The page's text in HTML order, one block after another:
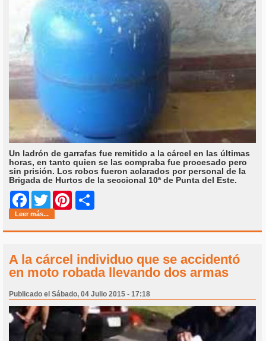
Un ladrón de garrafas fue remitido a la cárcel en las últimas
horas, en tanto quien se las compraba fue procesado pero
sin prisión. Los robos fueron aclarados por personal de la
Brigada de Hurtos de la seccional 10ª de Punta del Este.
Facebook
Twitter Pinterest
Leer más...
A la cárcel individuo que se accidentó
en moto robada llevando dos armas
Publicado el Sábado, 04 Julio 2015 - 17:18